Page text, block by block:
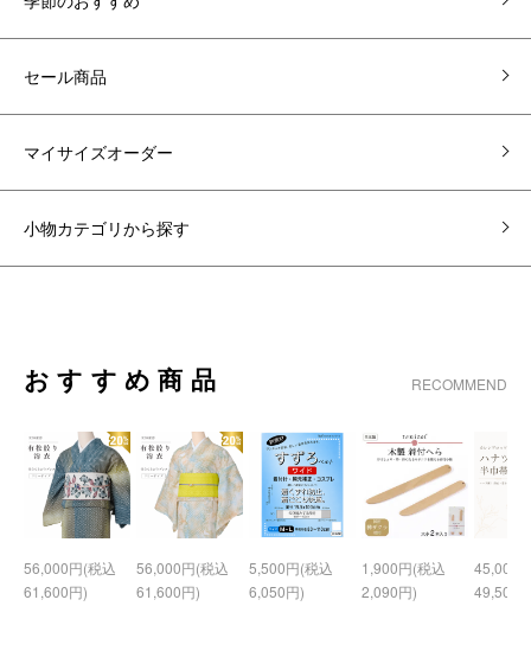
セール商品
マイサイズオーダー
小物カテゴリから探す
おすすめ商品 RECOMMEND
56,000円(税込
61,600円)
56,000円(税込
61,600円)
5,500円(税込
6,050円)
1,900円(税込
2,090円)
45,000
49,500